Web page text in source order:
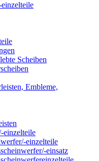
Scheiben
Embleme,
einzelteile
einzelteile
einsatz